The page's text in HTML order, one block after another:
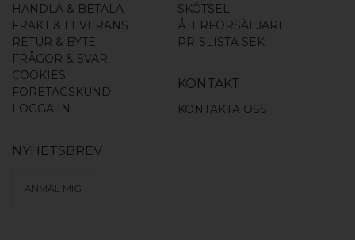
HANDLA & BETALA
FRAKT & LEVERANS
RETUR & BYTE
FRÅGOR & SVAR
COOKIES
FÖRETAGSKUND
LOGGA IN
SKÖTSEL
ÅTERFÖRSÄLJARE
PRISLISTA SEK
KONTAKT
KONTAKTA OSS
NYHETSBREV
ANMÄL MIG